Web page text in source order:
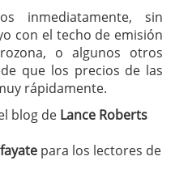
inmediatamente, sin
con el techo de emisión
o algunos otros
que los precios de las
rápidamente.
blog de Lance Roberts
para los lectores de